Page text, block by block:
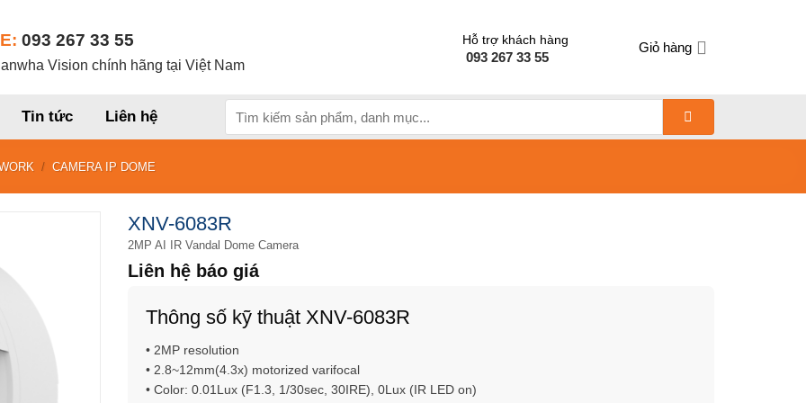
093 267 33 55
Vision chính hãng tại Việt Nam
Hỗ trợ khách hàng
093 267 33 55
Giỏ hàng
Tin tức Liên hệ
kiếm:
/ CAMERA IP DOME
XNV-6083R
2MP AI IR Vandal Dome Camera
Liên hệ báo giá
Thông số kỹ thuật XNV-6083R
• 2MP resolution
• 2.8~12mm(4.3x) motorized varifocal
• Color: 0.01Lux (F1.3, 1/30sec, 30IRE), 0Lux (IR LED on)